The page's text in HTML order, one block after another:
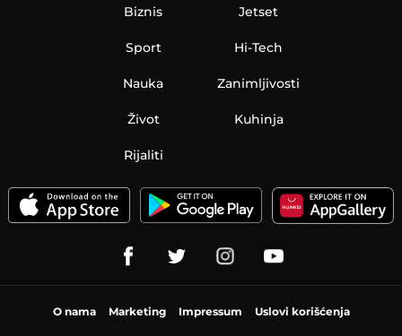
Biznis
Sport
Nauka
Jetset
Hi-Tech
Zanimljivosti
Život Kuhinja
Rijaliti
O nama Marketing Impressum Uslovi korišćenja